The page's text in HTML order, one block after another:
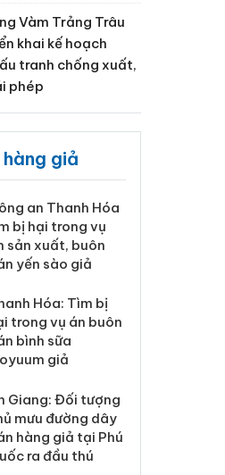
Vàm Trảng Trâu
khai kế hoạch
tranh chống xuất,
phép
giả
Cai xử lý 83 vụ vi
thương mại
tháng 7
Yên: Xử lý 6 hộ
doanh bán hàng
mạo nhãn hiệu
Nike
Mau: Tiêu hủy
khai hàng ngàn
phẩm nhập lậu,
vệ môi trường